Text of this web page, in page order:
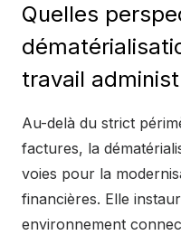
Quelles
travail
Au-delà du strict
factures, la
voies pour la
financières. Elle
environnement